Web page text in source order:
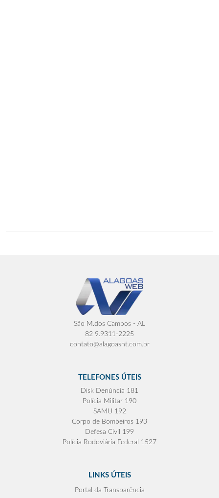
São M.dos Campos - AL
82 9.9311-2225
contato@alagoasnt.com.br
TELEFONES ÚTEIS
Disk Denúncia 181
Polícia Militar 190
SAMU 192
Corpo de Bombeiros 193
Defesa Civil 199
Polícia Rodoviária Federal 1527
LINKS ÚTEIS
Portal da Transparência